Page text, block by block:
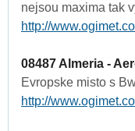
nejsou maxima tak
http://
08487 Almeria -
Evropske misto s
http://